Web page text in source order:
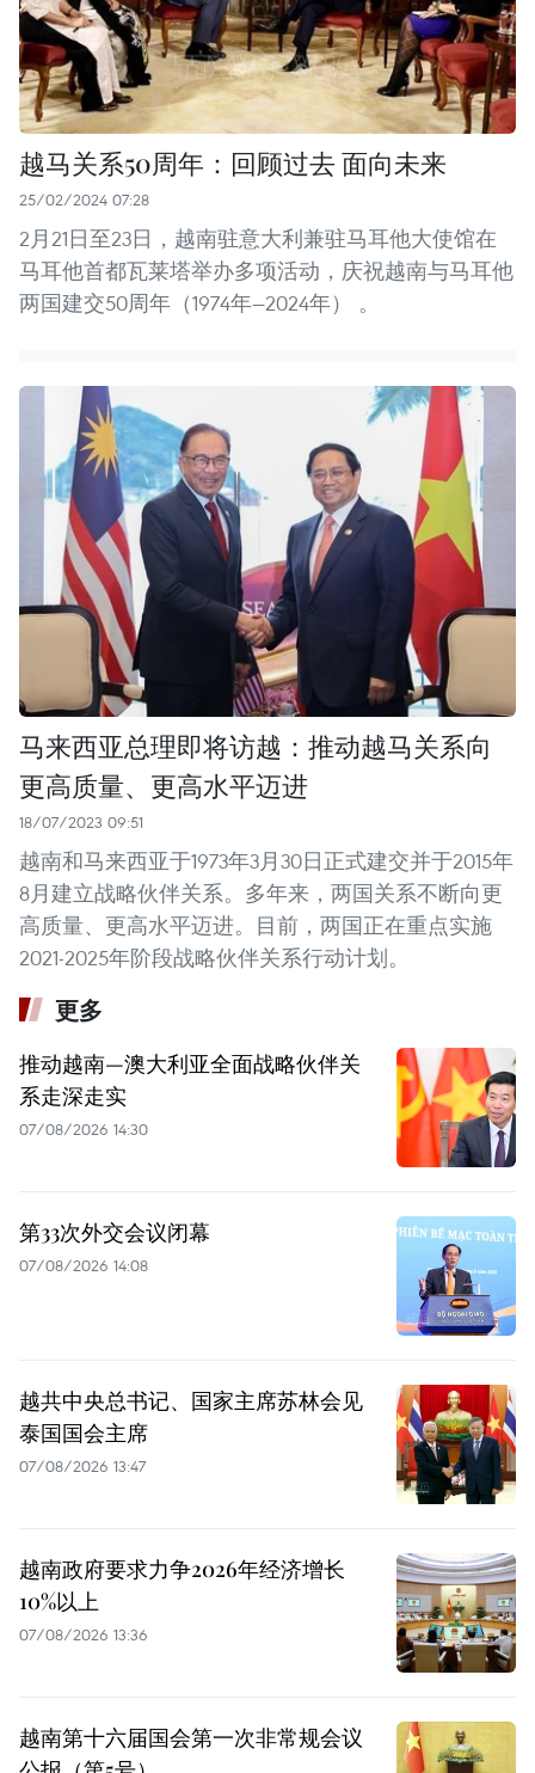
越马关系50周年：回顾过去 面向未来
25/02/2024 07:28
2月21日至23日，越南驻意大利兼驻马耳他大使馆在
马耳他首都瓦莱塔举办多项活动，庆祝越南与马耳他
两国建交50周年（1974年—2024年） 。
马来西亚总理即将访越：推动越马关系向
更高质量、更高水平迈进
18/07/2023 09:51
越南和马来西亚于1973年3月30日正式建交并于2015年
8月建立战略伙伴关系。多年来，两国关系不断向更
高质量、更高水平迈进。目前，两国正在重点实施
2021-2025年阶段战略伙伴关系行动计划。
更多
推动越南—澳大利亚全面战略伙伴关
系走深走实
07/08/2026 14:30
第33次外交会议闭幕
07/08/2026 14:08
越共中央总书记、国家主席苏林会见
泰国国会主席
07/08/2026 13:47
越南政府要求力争2026年经济增长
10%以上
07/08/2026 13:36
越南第十六届国会第一次非常规会议